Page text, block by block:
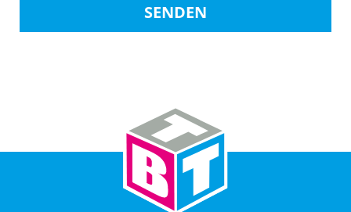
SENDEN